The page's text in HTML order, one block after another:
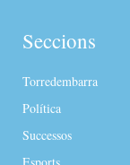
Seccions
Torredembarra
Política
Successos